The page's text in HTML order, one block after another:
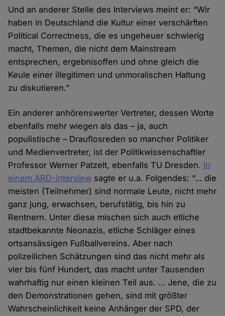
Und an anderer Stelle des Interviews meint er: “Wir
haben in Deutschland die Kultur einer verschärften
Political Correctness, die es ungeheuer schwierig
macht, Themen, die nicht dem Mainstream
entsprechen, ergebnisoffen und ohne gleich die
Keule einer illegitimen und unmoralischen Haltung
zu diskutieren.”
Ein anderer anhörenswerter Vertreter, dessen Worte
ebenfalls mehr wiegen als das – ja, auch
populistische – Drauflosreden so mancher Politiker
und Medienvertreter, ist der Politikwissenschaftler
Professor Werner Patzelt, ebenfalls TU Dresden. In
einem ARD-Interview sagte er u.a. Folgendes: “… die
meisten (Teilnehmer) sind normale Leute, nicht mehr
ganz jung, erwachsen, berufstätig, bis hin zu
Rentnern. Unter diese mischen sich auch etliche
stadtbekannte Neonazis, etliche Schläger eines
ortsansässigen Fußballvereins. Aber nach
polizeilichen Schätzungen sind das nicht mehr als
vier bis fünf Hundert, das macht unter Tausenden
wahrhaftig nur einen kleinen Teil aus. … Jene, die zu
den Demonstrationen gehen, sind mit größter
Wahrscheinlichkeit keine Anhänger der SPD, der